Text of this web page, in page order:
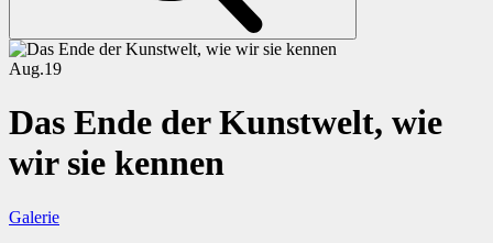
Aug.19
Das Ende der Kunstwelt, wie
wir sie kennen
Galerie